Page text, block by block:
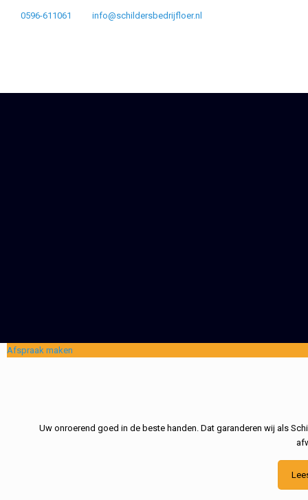
0596-611061 info@schildersbedrijfloer.nl
Afspraak maken
Uw onroerend goed in de beste handen. Dat garanderen wij als